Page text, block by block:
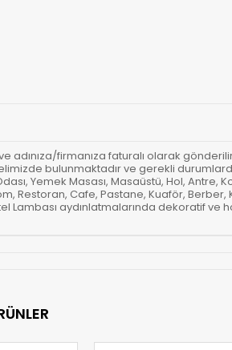
adınıza/firmanıza faturalı olarak
bulunmaktadır ve gerekli
Yemek Masası, Masaüstü, Hol, Antre,
Restoran, Cafe, Pastane, Kuaför,
Lambası aydınlatmalarında dekoratif